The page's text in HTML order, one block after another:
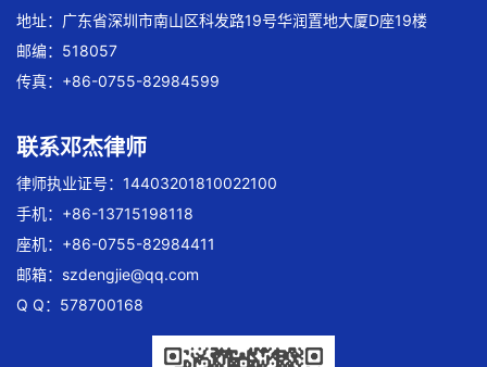
地址：广东省深圳市南山区科发路19号华润置地大厦D座19楼
邮编：518057
传真：+86-0755-82984599
联系邓杰律师
律师执业证号：14403201810022100
手机：+86-13715198118
座机：+86-0755-82984411
邮箱： szdengjie@qq.com
Q Q：578700168